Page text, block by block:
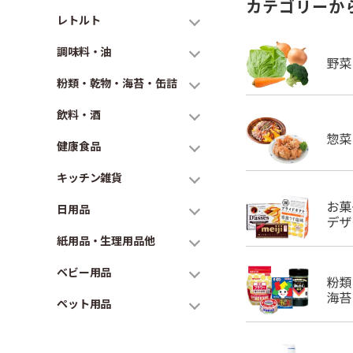
レトルト
調味料・油
粉類・乾物・海苔・缶詰
飲料・酒
健康食品
キッチン雑貨
日用品
紙用品・生理用品他
ベビー用品
ペット用品
カテゴリーか